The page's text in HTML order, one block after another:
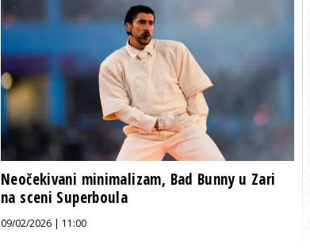
Neočekivani minimalizam, Bad Bunny u Zari
na sceni Superboula
09/02/2026 | 11:00